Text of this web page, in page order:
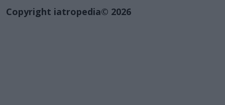
Copyright iatropedia© 2026